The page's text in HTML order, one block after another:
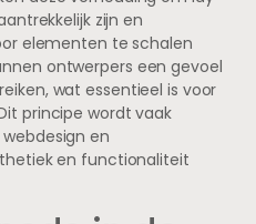
zijn en
elementen te schalen
ontwerpers een gevoel
wat essentieel is voor
principe wordt vaak
en
en functionaliteit